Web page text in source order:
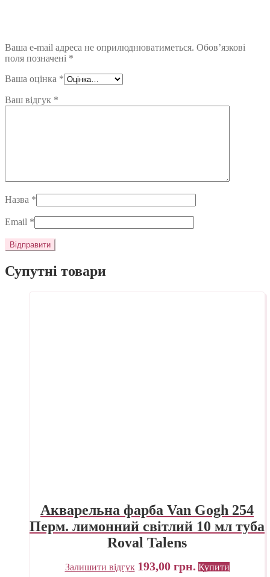
Ваша e-mail адреса не оприлюднюватиметься. Обов’язкові
поля позначені *
Ваша оцінка *
Ваш відгук *
Назва *
Email *
Супутні товари
Акварельна фарба Van Gogh 254
Перм. лимонний світлий 10 мл туба
Royal Talens
Залишити відгук 193,00 грн. Купити